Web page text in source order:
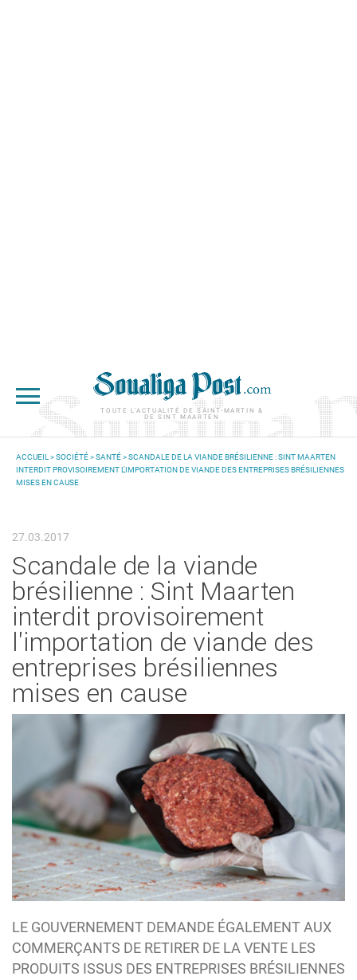
TOUTE L'ACTUALITÉ DE SAINT-MARTIN &
DE SINT MAARTEN
VOUS ÊTES ICI
ACCUEIL >SOCIÉTÉ>SANTÉ> SCANDALE DE LA VIANDE BRÉSILIENNE : SINT MAARTEN
INTERDIT PROVISOIREMENT L'IMPORTATION DE VIANDE DES ENTREPRISES BRÉSILIENNES
MISES EN CAUSE
27.03.2017
Scandale de la viande
brésilienne : Sint Maarten
interdit provisoirement
l'importation de viande des
entreprises brésiliennes
mises en cause
LE GOUVERNEMENT DEMANDE ÉGALEMENT AUX
COMMERÇANTS DE RETIRER DE LA VENTE LES
PRODUITS ISSUS DES ENTREPRISES BRÉSILIENNES